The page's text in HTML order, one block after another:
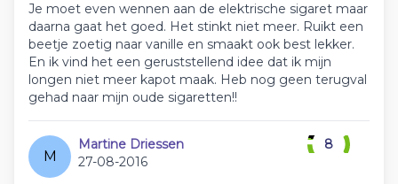
Je moet even wennen aan de elektrische sigaret maar
daarna gaat het goed. Het stinkt niet meer. Ruikt een
beetje zoetig naar vanille en smaakt ook best lekker.
En ik vind het een geruststellend idee dat ik mijn
longen niet meer kapot maak. Heb nog geen terugval
gehad naar mijn oude sigaretten!!
M
Martine Driessen
27-08-2016
8